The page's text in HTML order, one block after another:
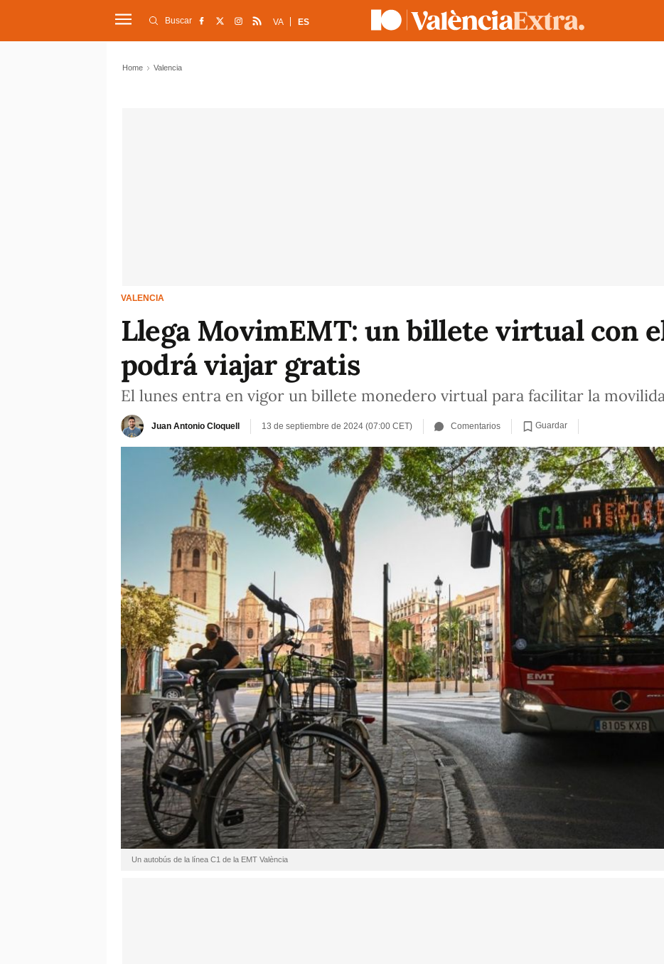
Buscar VA ES
Home Valencia
VALENCIA
Llega MovimEMT: un billete virtual con
podrá viajar gratis
El lunes entra en vigor un billete monedero virtual para facilitar la
Juan Antonio Cloquell 13 de septiembre de 2024 (07:00 CET) Comentarios Guardar
Un autobús de la línea C1 de la EMT València